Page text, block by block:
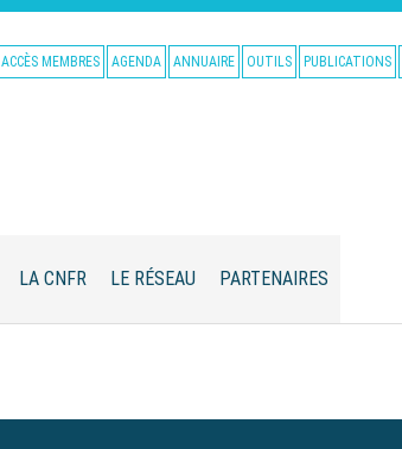
ACCÈS MEMBRES AGENDA ANNUAIRE OUTILS PUBLICATIONS
LA CNFR LE RÉSEAU PARTENAIRES